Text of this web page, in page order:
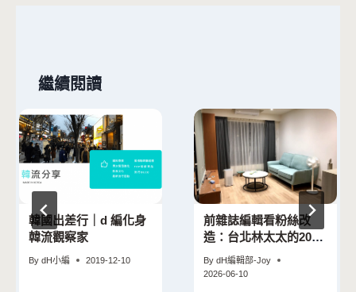
繼續閱讀
韓國出差行｜d 編化身
韓流觀察家
By dH小編 2019-12-10
前雜誌編輯看粉絲改
造：台北林太太的20坪
老屋重獲新生記
By dH編輯部-Joy
2026-06-10